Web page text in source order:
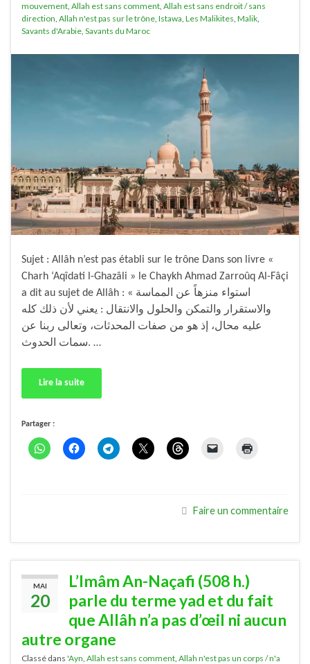
mouvement, Allah est sans comment, Allah est sans endroit / sans
direction, Allah n'est pas sur le trône, Istawa, Les Malikites, Malik,
Savants d'Arabie, Savants du Maroc
Sujet : Allâh n’est pas établi sur le trône Dans son livre «
Charh ‘Aqîdati l-Ghazâli » le Chaykh Ahmad Zarroûq Al-Fâçi
a dit au sujet de Allâh : « استواء منزهاً عن المماسة
والاستقرار والتمكن والحلول والانتقال : يعني لأن ذلك كله
عليه محال، إذ هو من صفات المحدثات، وتعالى ربنا عن
سمات الحدوث. …
Lire la suite
Partager :
Faire un commentaire
MAI
20
L’Imâm An-Naçafi (508 h.)
parle du terme yad et du fait
que Allâh n’a pas d’œil ni aucun
autre organe
Classé dans 'Ayn Allah est sans comment Allah n'est pas un corps / n'a